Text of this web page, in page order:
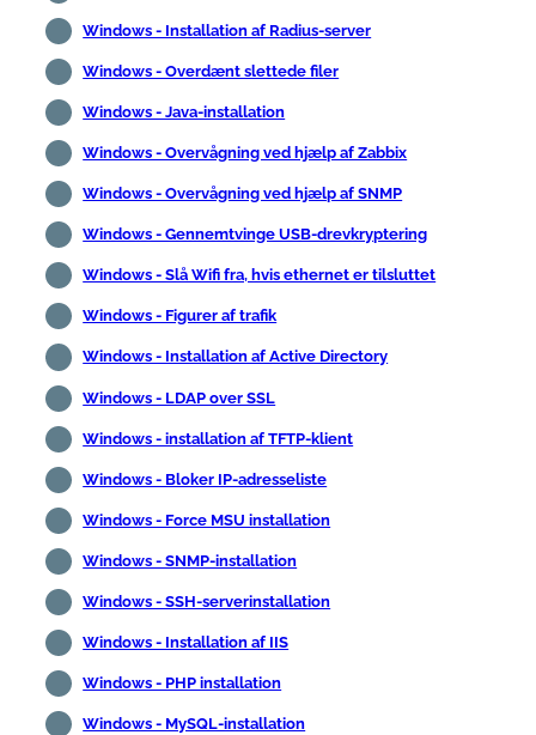
Windows - Installation af Radius-server
Windows - Overdænt slettede filer
Windows - Java-installation
Windows - Overvågning ved hjælp af Zabbix
Windows - Overvågning ved hjælp af SNMP
Windows - Gennemtvinge USB-drevkryptering
Windows - Slå Wifi fra, hvis ethernet er tilsluttet
Windows - Figurer af trafik
Windows - Installation af Active Directory
Windows - LDAP over SSL
Windows - installation af TFTP-klient
Windows - Bloker IP-adresseliste
Windows - Force MSU installation
Windows - SNMP-installation
Windows - SSH-serverinstallation
Windows - Installation af IIS
Windows - PHP installation
Windows - MySQL-installation